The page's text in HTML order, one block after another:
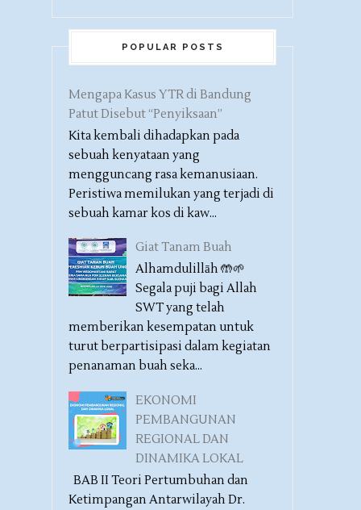
POPULAR POSTS
Mengapa Kasus YTR di Bandung
Patut Disebut “Penyiksaan”
Kita kembali dihadapkan pada
sebuah kenyataan yang
mengguncang rasa kemanusiaan.
Peristiwa memilukan yang terjadi di
sebuah kamar kos di kaw...
Giat Tanam Buah
Alhamdulillāh 🤲🌱
Segala puji bagi Allah
SWT yang telah
memberikan kesempatan untuk
turut berpartisipasi dalam kegiatan
penanaman buah seka...
EKONOMI
PEMBANGUNAN
REGIONAL DAN
DINAMIKA LOKAL
BAB II Teori Pertumbuhan dan
Ketimpangan Antarwilayah Dr.